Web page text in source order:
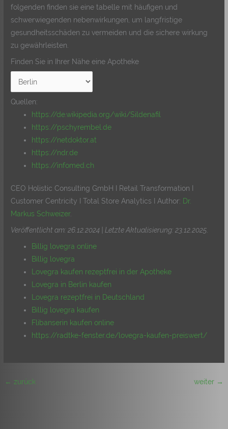
folgenden finden sie eine tabelle mit häufigen und
schwerwiegenden nebenwirkungen, um langfristige
gesundheitsschäden zu vermeiden und die sichere wirkung
zu gewährleisten.
Finden Sie in Ihrer Nähe eine Apotheke
Quellen:
https://de.wikipedia.org/wiki/Sildenafil
https://pschyrembel.de
https://netdoktor.at
https://ndr.de
https://infomed.ch
CEO Holistic Consulting GmbH I Retail Transformation I
Customer Centricity I Total Store Analytics I Author: Dr.
Markus Schweizer.
Veröffentlicht am: 26.12.2024 | Letzte Aktualisierung: 23.12.2025
Billig lovegra online
Billig lovegra
Lovegra kaufen rezeptfrei in der Apotheke
Lovegra in Berlin kaufen
Lovegra rezeptfrei in Deutschland
Billig lovegra kaufen
Flibanserin kaufen online
https://radtke-fenster.de/lovegra-kaufen-preiswert/
← zurück weiter →